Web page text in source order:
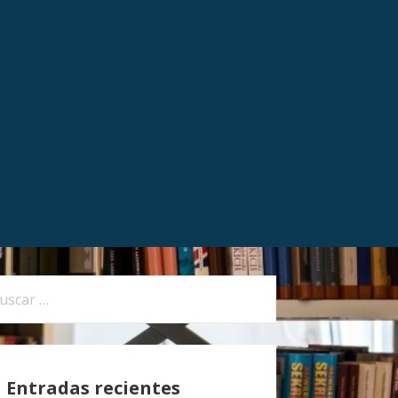
Entradas recientes